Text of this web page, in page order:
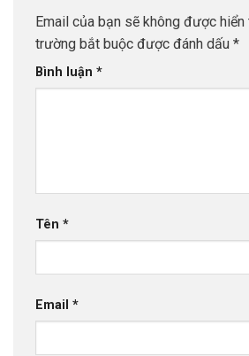
Email của bạn sẽ không được hiển
trường bắt buộc được đánh dấu *
Bình luận *
Tên *
Email *